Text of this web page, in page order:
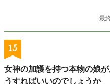
逆らうことなく、その中でできるだ
た彼女は、懐かしい家族や人々に見送られて
るはずのリンセ伯爵・エリアスだった。 「君との婚約を、……破棄したい
そこで告げられたのは、そんな言葉。 その時から、伯爵令嬢・リアーヌと、
ム］からの転載作品です ２０２５年
最
15
女神の加護を持つ本物の娘
うすればいいのでしょうか